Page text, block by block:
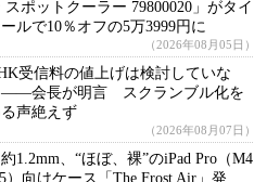
スポットクーラー 79800020」がタイ
ルで10％オフの5万3999円に
（2026年08月05日）
受信料の値上げは検討していな
――会長が明言 スクランブル化を
声絶えず
（2026年08月07日）
1.2mm、“ほぼ、裸”のiPad Pro（M4
）向けケース「The Frost Air」発